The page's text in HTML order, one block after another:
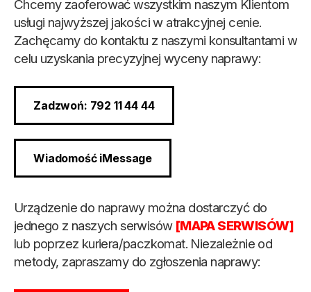
Chcemy zaoferować wszystkim naszym Klientom
usługi najwyższej jakości w atrakcyjnej cenie.
Zachęcamy do kontaktu z naszymi konsultantami w
celu uzyskania precyzyjnej wyceny naprawy:
Zadzwoń: 792 11 44 44
Wiadomość iMessage
Urządzenie do naprawy można dostarczyć do
jednego z naszych serwisów [MAPA SERWISÓW]
lub poprzez kuriera/paczkomat. Niezależnie od
metody, zapraszamy do zgłoszenia naprawy: